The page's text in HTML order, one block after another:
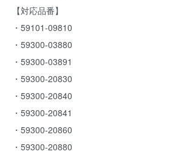
【対応品番】
・59101-09810
・59300-03880
・59300-03891
・59300-20830
・59300-20840
・59300-20841
・59300-20860
・59300-20880